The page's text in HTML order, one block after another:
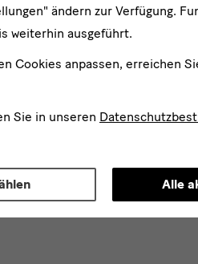
ändern zur Verfügung.
weiterhin ausgeführt.
Cookies anpassen, erreichen
Sie in unseren
Alle